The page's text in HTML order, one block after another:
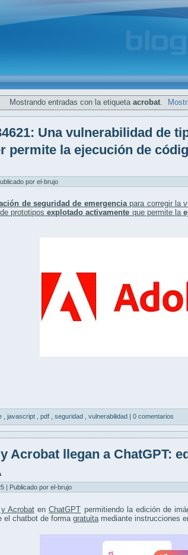
Mostrando entradas con la etiqueta acrobat.
Una vulnerabilidad de
permite la ejecución de
por el-brujo
de seguridad de emergenciapara corregir la
prototiposexplotado activamente que permite la
javascript pdf seguridad vulnerabilidad | 0 comentarios
Acrobat llegan a ChatGPT:
| Publicado por el-brujo
AcrobatenChatGPT permitiendo la edición de
el chatbot de forma gratuita mediante instrucciones